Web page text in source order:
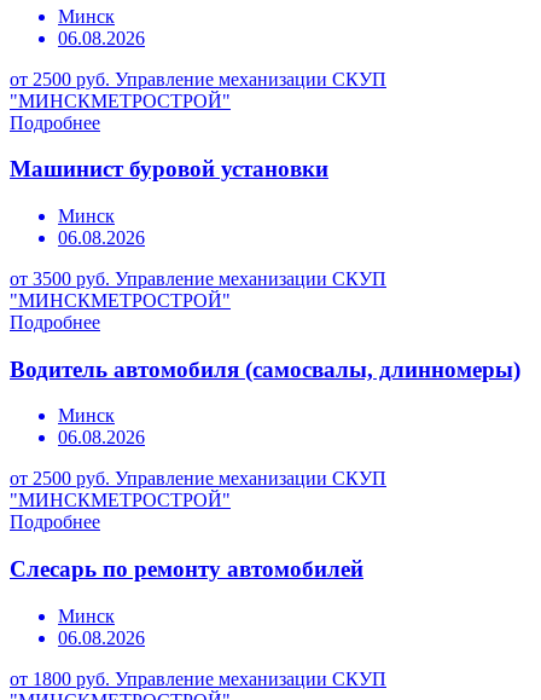
Минск
06.08.2026
от 2500 руб. Управление механизации СКУП
"МИНСКМЕТРОСТРОЙ"
Подробнее
Машинист буровой установки
Минск
06.08.2026
от 3500 руб. Управление механизации СКУП
"МИНСКМЕТРОСТРОЙ"
Подробнее
Водитель автомобиля (самосвалы, длинномеры)
Минск
06.08.2026
от 2500 руб. Управление механизации СКУП
"МИНСКМЕТРОСТРОЙ"
Подробнее
Слесарь по ремонту автомобилей
Минск
06.08.2026
от 1800 руб. Управление механизации СКУП